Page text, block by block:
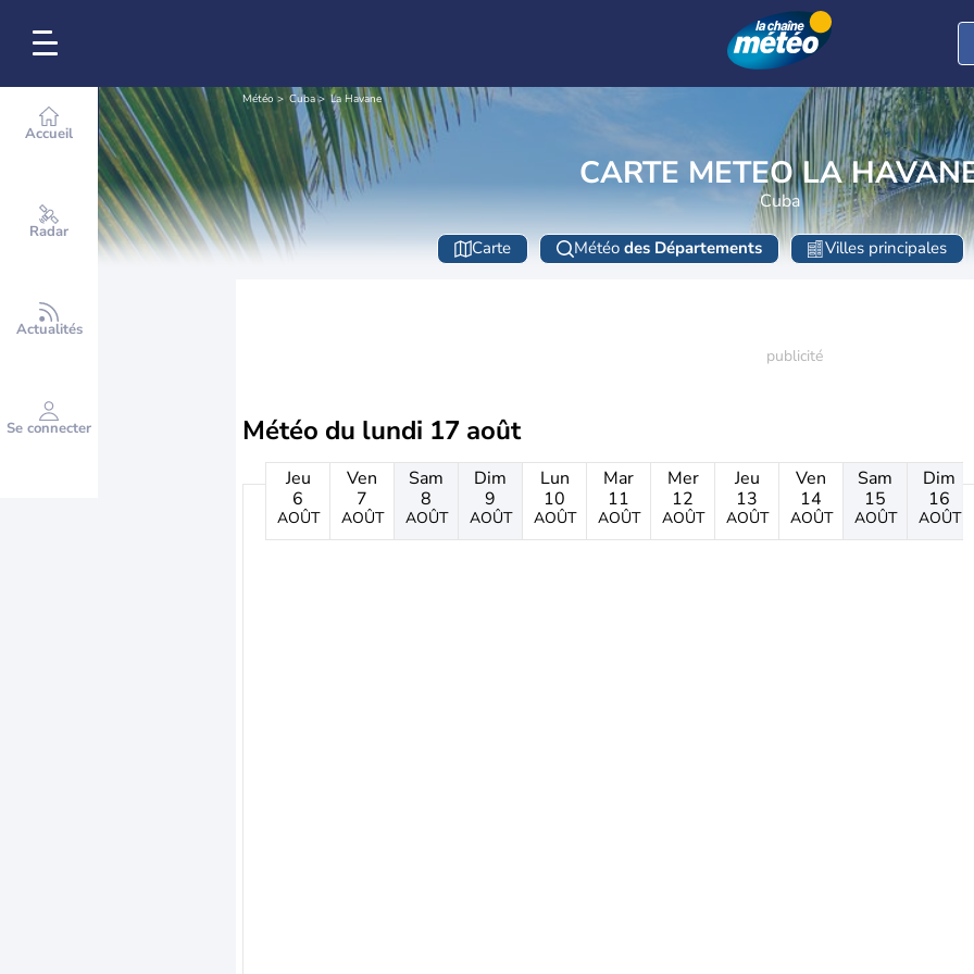
Accueil
Radar
Actualités
Se connecter
Météo Cuba La Havane
CARTE METEO LA
Cuba
Carte Météo des Départements Villes principales
Météo du lundi 17 août
Jeu
6
AOÛT
Ven
7
AOÛT
Sam
8
AOÛT
Dim
9
AOÛT
Lun
10
AOÛT
Mar
11
AOÛT
Mer
12
AOÛT
Jeu
13
AOÛT
Ven
14
AOÛT
Sam
15
AOÛT
Dim
16
AOÛT